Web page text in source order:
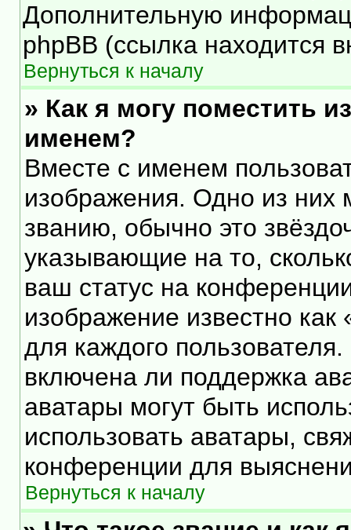
Дополнительную
phpBB (ссылка находится
Вернуться к началу
» Как я могу поместить
именем?
Вместе с именем
изображения. Одно из них
званию, обычно это
указывающие на то,
ваш статус на
изображение известно
для каждого
включена ли поддержка
аватары могут быть
использовать аватары,
конференции для
Вернуться к началу